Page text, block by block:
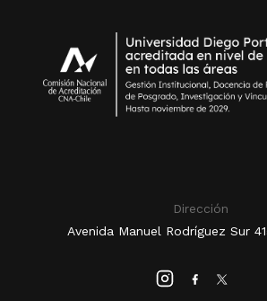
Dirección
Avenida Manuel Rodríguez Sur